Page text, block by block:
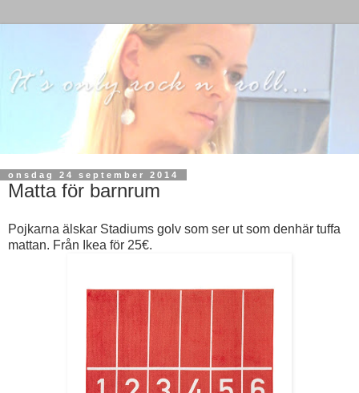
onsdag 24 september 2014
Matta för barnrum
Pojkarna älskar Stadiums golv som ser ut som denhär tuffa
mattan. Från Ikea för 25€.